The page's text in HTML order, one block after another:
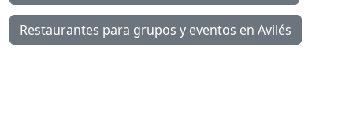
Restaurantes para grupos y eventos en Avilés